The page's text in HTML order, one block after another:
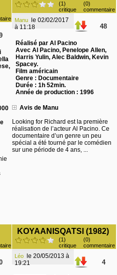
(1)
critique
(0)
commentaire
Manu
à 11:18
48
Réalisé par Al Pacino
Avec Al Pacino, Penelope Allen,
Harris Yulin, Alec Baldwin, Kevin
Spacey.
Film américain
Genre : Documentaire
Durée : 1h 52min.
Année de production : 1996
Avis de Manu
Looking for Richard est la première
réalisation de l’acteur Al Pacino. Ce
documentaire d’un genre un peu
spécial a été tourné par le comédien
sur une période de 4 ans, ...
KOYAANISQATSI (1982)
(1)
critique
(0)
commentaire
Léo
19:21
4